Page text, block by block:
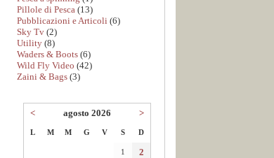
Pillole di Pesca (13)
Pubblicazioni e Articoli (6)
Sky Tv (2)
Utility (8)
Waders & Boots (6)
Wild Fly Video (42)
Zaini & Bags (3)
< agosto 2026 >
L M M G V S D
1 2